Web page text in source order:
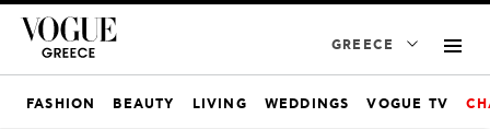
GREECE
FASHION BEAUTY LIVING WEDDINGS VOGUE TV